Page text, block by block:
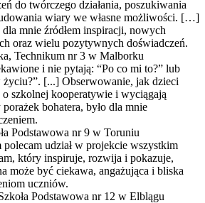
do twórczego działania, poszukiwania
wiary we własne możliwości. […]
mnie źródłem inspiracji, nowych
oraz wielu pozytywnych doświadczeń.
Technikum nr 3 w Malborku
i nie pytają: “Po co mi to?” lub
[...] Obserwowanie, jak dzieci
o szkolnej kooperatywie i wyciągają
bohatera, było dla mnie
Podstawowa nr 9 w Toruniu
polecam udział w projekcie wszystkim
który inspiruje, rozwija i pokazuje,
może być ciekawa, angażująca i bliska
uczniów.
Podstawowa nr 12 w Elblągu